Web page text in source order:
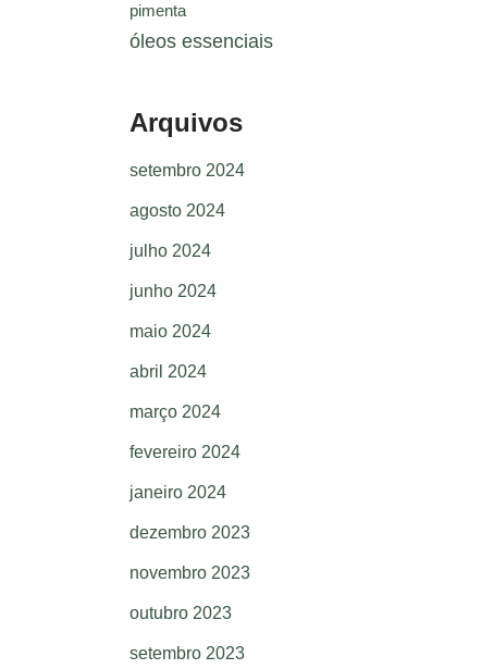
pimenta
óleos essenciais
Arquivos
setembro 2024
agosto 2024
julho 2024
junho 2024
maio 2024
abril 2024
março 2024
fevereiro 2024
janeiro 2024
dezembro 2023
novembro 2023
outubro 2023
setembro 2023